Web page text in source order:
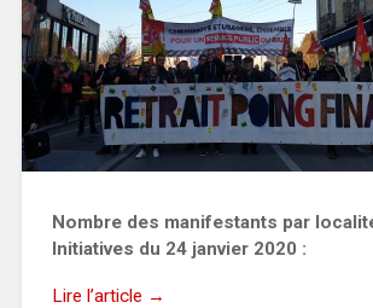
Nombre des manifestants par
Initiatives du 24 janvier 2020 :
Lire l’article →